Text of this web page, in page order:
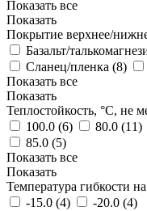
Показать все
Показать
Покрытие верхнее/
Базальт/
Сланец/пленка (8)
Показать все
Показать
Теплостойкость, °C, не
100.0 (6) 80.0 (11)
85.0 (5)
Показать все
Показать
Температура гибкости
-15.0 (4) -20.0 (4)